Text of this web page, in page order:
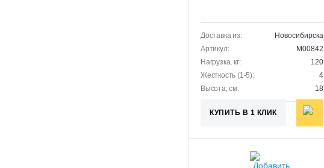
Доставка из:
Новосибирска
Артикул:
M00842
Нагрузка, кг:
120
Жесткость (1-5):
4
Высота, см:
18
КУПИТЬ В 1 КЛИК